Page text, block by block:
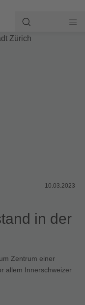
10.03.2023
in der
Zentrum einer
allem Innerschweizer